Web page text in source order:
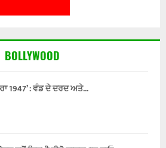
BOLLYWOOD
1947’ : ਵੰਡ ਦੇ ਦਰਦ ਅਤੇ...